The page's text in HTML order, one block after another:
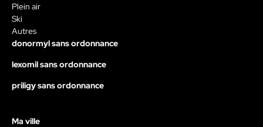
Plein air
Ski
Autres
donormyl sans ordonnance
lexomil sans ordonnance
priligy sans ordonnance
Ma ville